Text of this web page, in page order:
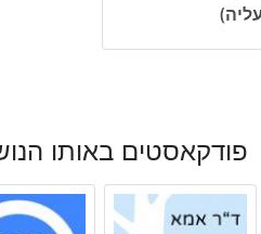
פודקאסטים באותו